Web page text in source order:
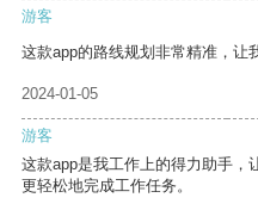
游客
这款app的路线规划非常精准，让
2024-01-05
游客
这款app是我工作上的得力助手，
更轻松地完成工作任务。